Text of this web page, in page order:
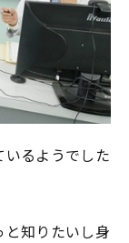
るようでした
と知りたいし身